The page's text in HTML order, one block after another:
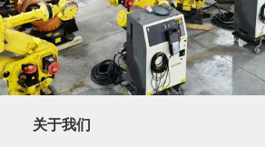
关于我们